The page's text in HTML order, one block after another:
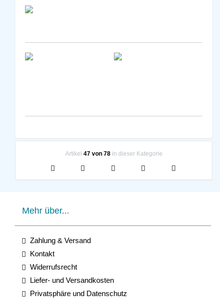
Artikel 47 von 78in dieser Kategorie
Mehr über...
Zahlung & Versand
Kontakt
Widerrufsrecht
Liefer- und Versandkosten
Privatsphäre und Datenschutz